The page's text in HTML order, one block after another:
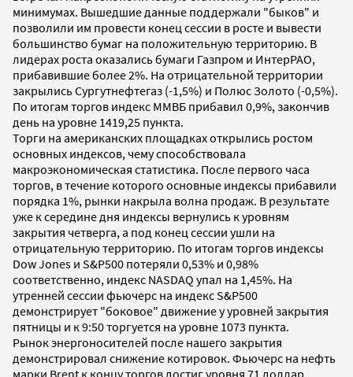
минимумах. Вышедшие данные поддержали "быков" и
позволили им провести конец сессии в росте и вывести
большинство бумаг на положительную территорию. В
лидерах роста оказались бумаги Газпром и ИнтерРАО,
прибавившие более 2%. На отрицательной территории
закрылись Сургутнефтегаз (-1,5%) и Полюс Золото (-0,5%).
По итогам торгов индекс ММВБ прибавил 0,9%, закончив
день на уровне 1419,25 пункта.
Торги на американских площадках открылись ростом
основных индексов, чему способствовала
макроэкономическая статистика. После первого часа
торгов, в течение которого основные индексы прибавили
порядка 1%, рынки накрыла волна продаж. В результате
уже к середине дня индексы вернулись к уровням
закрытия четверга, а под конец сессии ушли на
отрицательную территорию. По итогам торгов индексы
Dow Jones и S&P500 потеряли 0,53% и 0,98%
соответственно, индекс NASDAQ упал на 1,45%. На
утренней сессии фьючерс на индекс S&P500
демонстрирует "боковое" движение у уровней закрытия
пятницы и к 9:50 торгуется на уровне 1073 пункта.
Рынок энергоносителей после нашего закрытия
демонстрировал снижение котировок. Фьючерс на нефть
марки Brent к концу торгов достиг уровня 71 доллар,